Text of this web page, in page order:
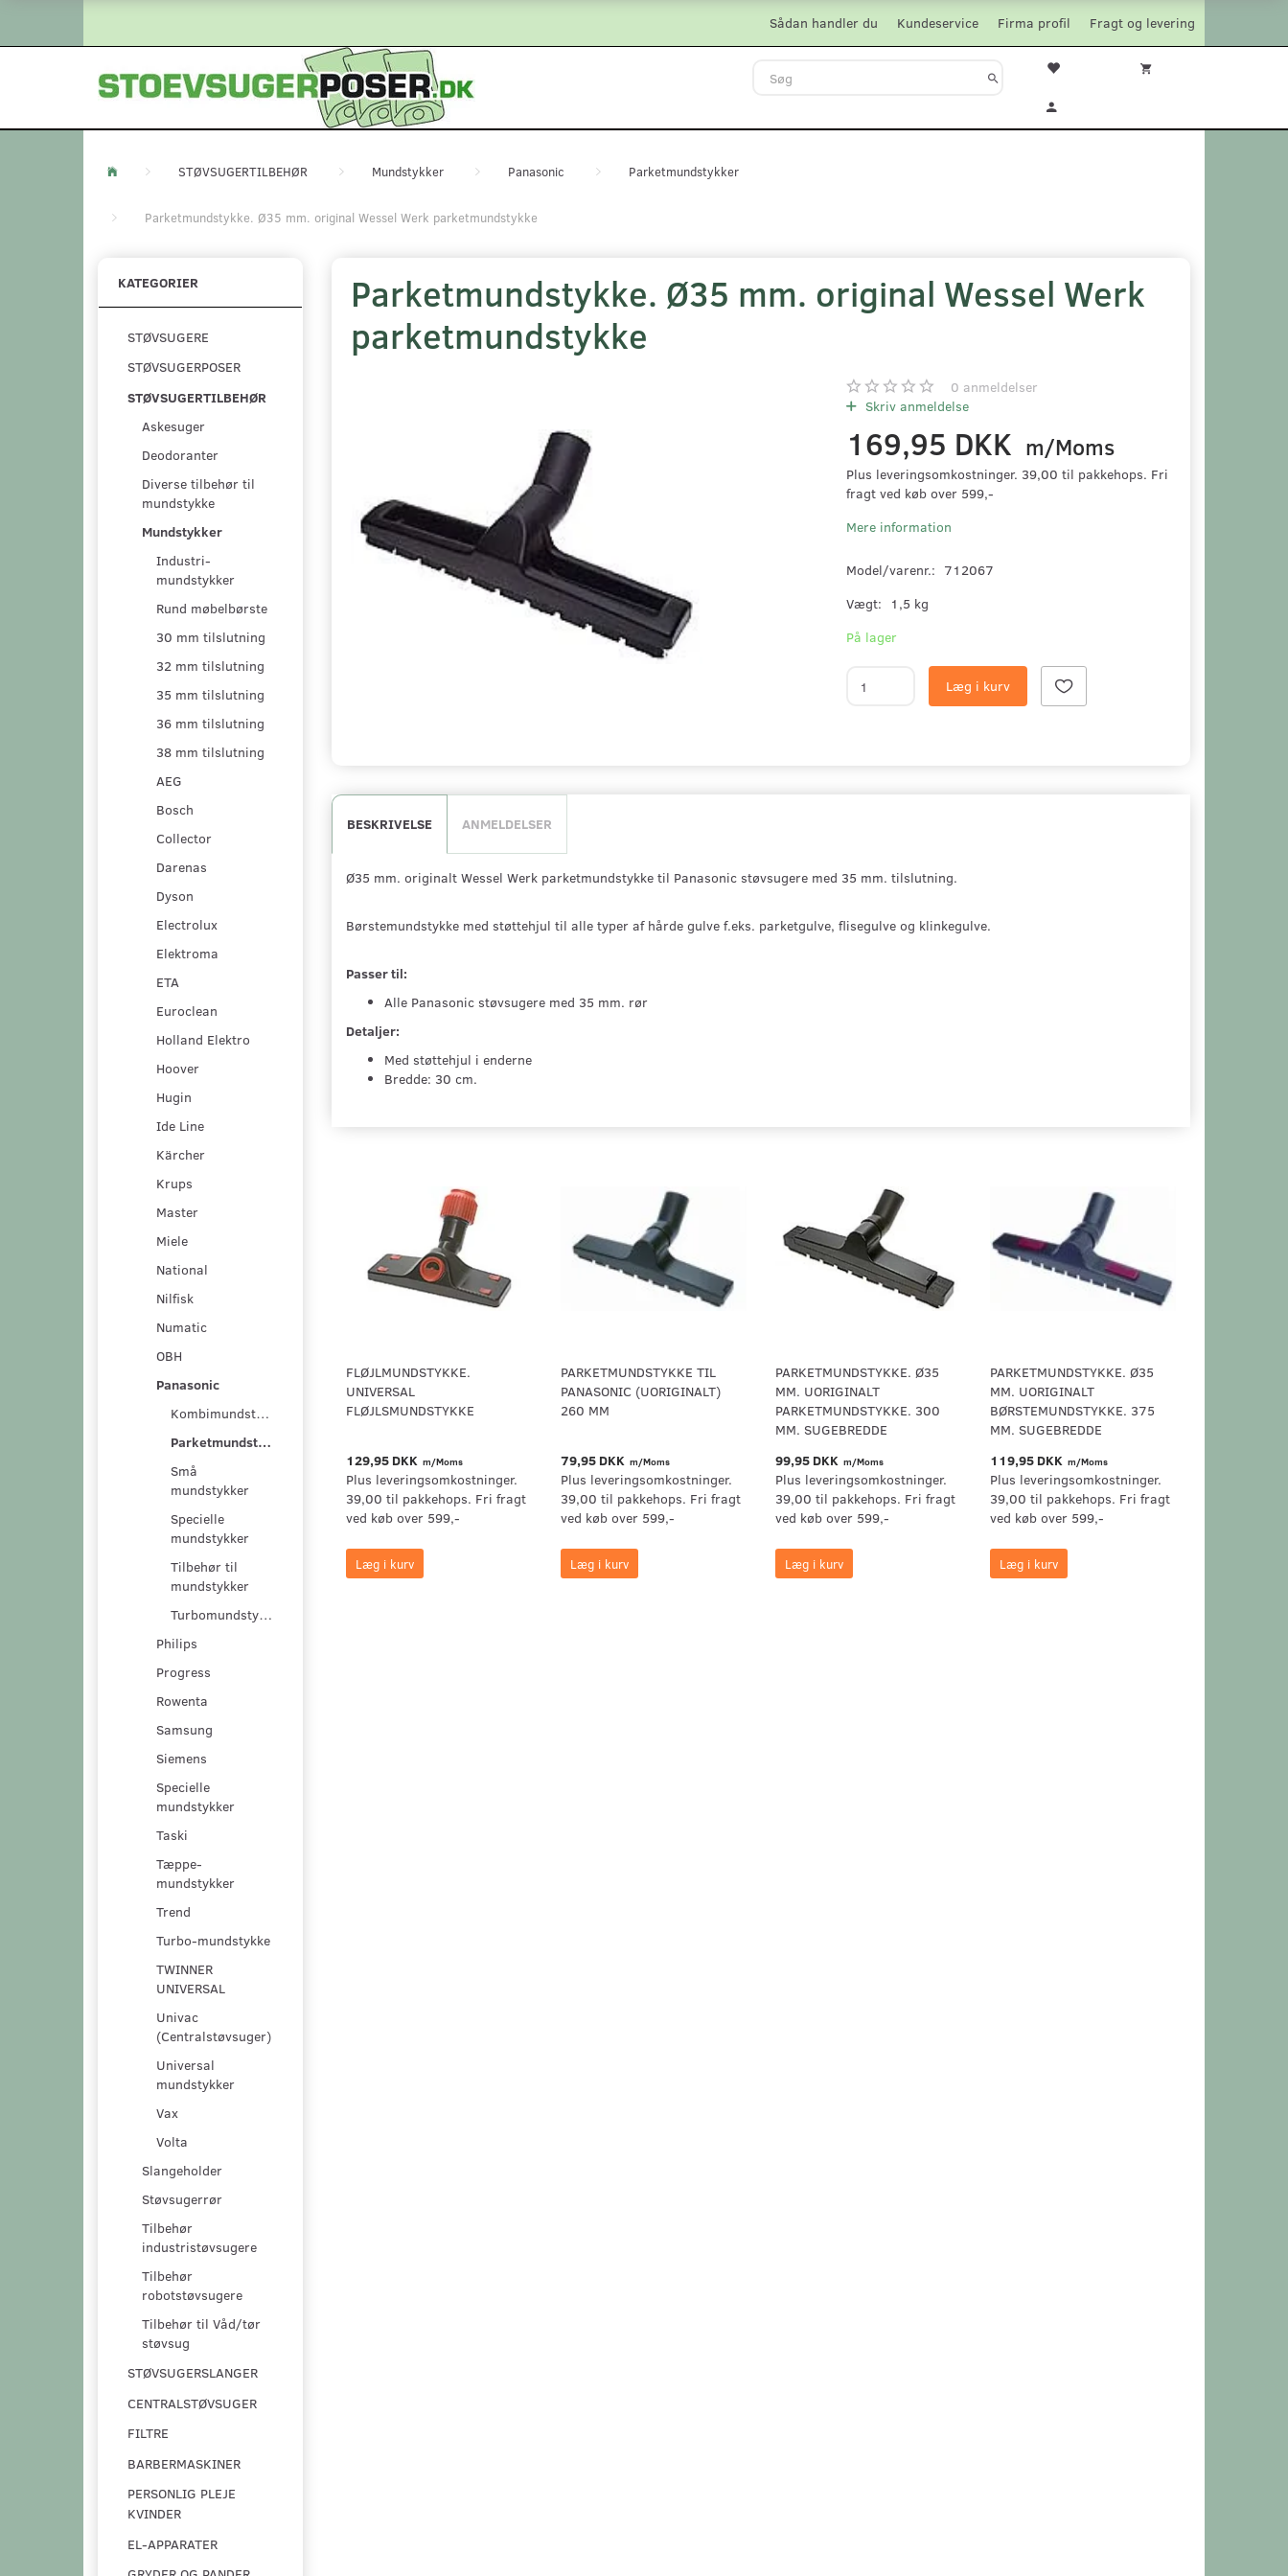
Fragt og levering
Firma profil
Kundeservice
Sådan handler du
STØVSUGERTILBEHØR Mundstykker Panasonic Parketmundstykker
Parketmundstykke. Ø35 mm. original Wessel Werk parketmundstykke
KATEGORIER
STØVSUGERE
STØVSUGERPOSER
STØVSUGERTILBEHØR
Askesuger
Deodoranter
Diverse tilbehør til
mundstykke
Mundstykker
Industri-
mundstykker
Rund møbelbørste
30 mm tilslutning
32 mm tilslutning
35 mm tilslutning
36 mm tilslutning
38 mm tilslutning
AEG
Bosch
Collector
Darenas
Dyson
Electrolux
Elektroma
ETA
Euroclean
Holland Elektro
Hoover
Hugin
Ide Line
Kärcher
Krups
Master
Miele
National
Nilfisk
Numatic
OBH
Panasonic
Kombimundstykker
Parketmundstykker
Små
mundstykker
Specielle
mundstykker
Tilbehør til
mundstykker
Turbomundstykker
Philips
Progress
Rowenta
Samsung
Siemens
Specielle
mundstykker
Taski
Tæppe-
mundstykker
Trend
Turbo-mundstykke
TWINNER
UNIVERSAL
Univac
(Centralstøvsuger)
Universal
mundstykker
Vax
Volta
Slangeholder
Støvsugerrør
Tilbehør
industristøvsugere
Tilbehør
robotstøvsugere
Tilbehør til Våd/tør
støvsug
STØVSUGERSLANGER
CENTRALSTØVSUGER
FILTRE
BARBERMASKINER
PERSONLIG PLEJE
KVINDER
EL-APPARATER
Parketmundstykke. Ø35 mm. original Wessel Werk
parketmundstykke
0 anmeldelser
Skriv anmeldelse
169,95 DKK m/Moms
Plus leveringsomkostninger. 39,00 til pakkehops. Fri
fragt ved køb over 599,-
Mere information
Model/varenr.: 712067
Vægt:
1,5 kg
På lager
Læg i kurv
BESKRIVELSE ANMELDELSER
Ø35 mm. originalt Wessel Werk parketmundstykke til Panasonic støvsugere med 35 mm. tilslutning.
Børstemundstykke med støttehjul til alle typer af hårde gulve f.eks. parketgulve, flisegulve og klinkegulve.
Passer til:
Alle Panasonic støvsugere med 35 mm. rør
Detaljer:
Med støttehjul i enderne
Bredde: 30 cm.
FLØJLMUNDSTYKKE.
UNIVERSAL
FLØJLSMUNDSTYKKE
129,95 DKK m/Moms
Plus leveringsomkostninger.
39,00 til pakkehops. Fri fragt
ved køb over 599,-
Læg i kurv
PARKETMUNDSTYKKE TIL
PANASONIC (UORIGINALT)
260 MM
79,95 DKK m/Moms
Plus leveringsomkostninger.
39,00 til pakkehops. Fri fragt
ved køb over 599,-
Læg i kurv
PARKETMUNDSTYKKE. Ø35
MM. UORIGINALT
PARKETMUNDSTYKKE. 300
MM. SUGEBREDDE
99,95 DKK m/Moms
Plus leveringsomkostninger.
39,00 til pakkehops. Fri fragt
ved køb over 599,-
Læg i kurv
PARKETMUNDSTYKKE. Ø35
MM. UORIGINALT
BØRSTEMUNDSTYKKE. 375
MM. SUGEBREDDE
119,95 DKK m/Moms
Plus leveringsomkostninger.
39,00 til pakkehops. Fri fragt
ved køb over 599,-
Læg i kurv